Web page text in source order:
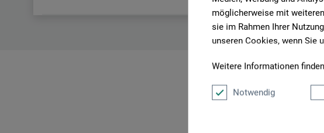
möglicherweise mit
sie im Rahmen Ihrer
unseren Cookies, wenn Sie
Weitere Informationen
Notwendig